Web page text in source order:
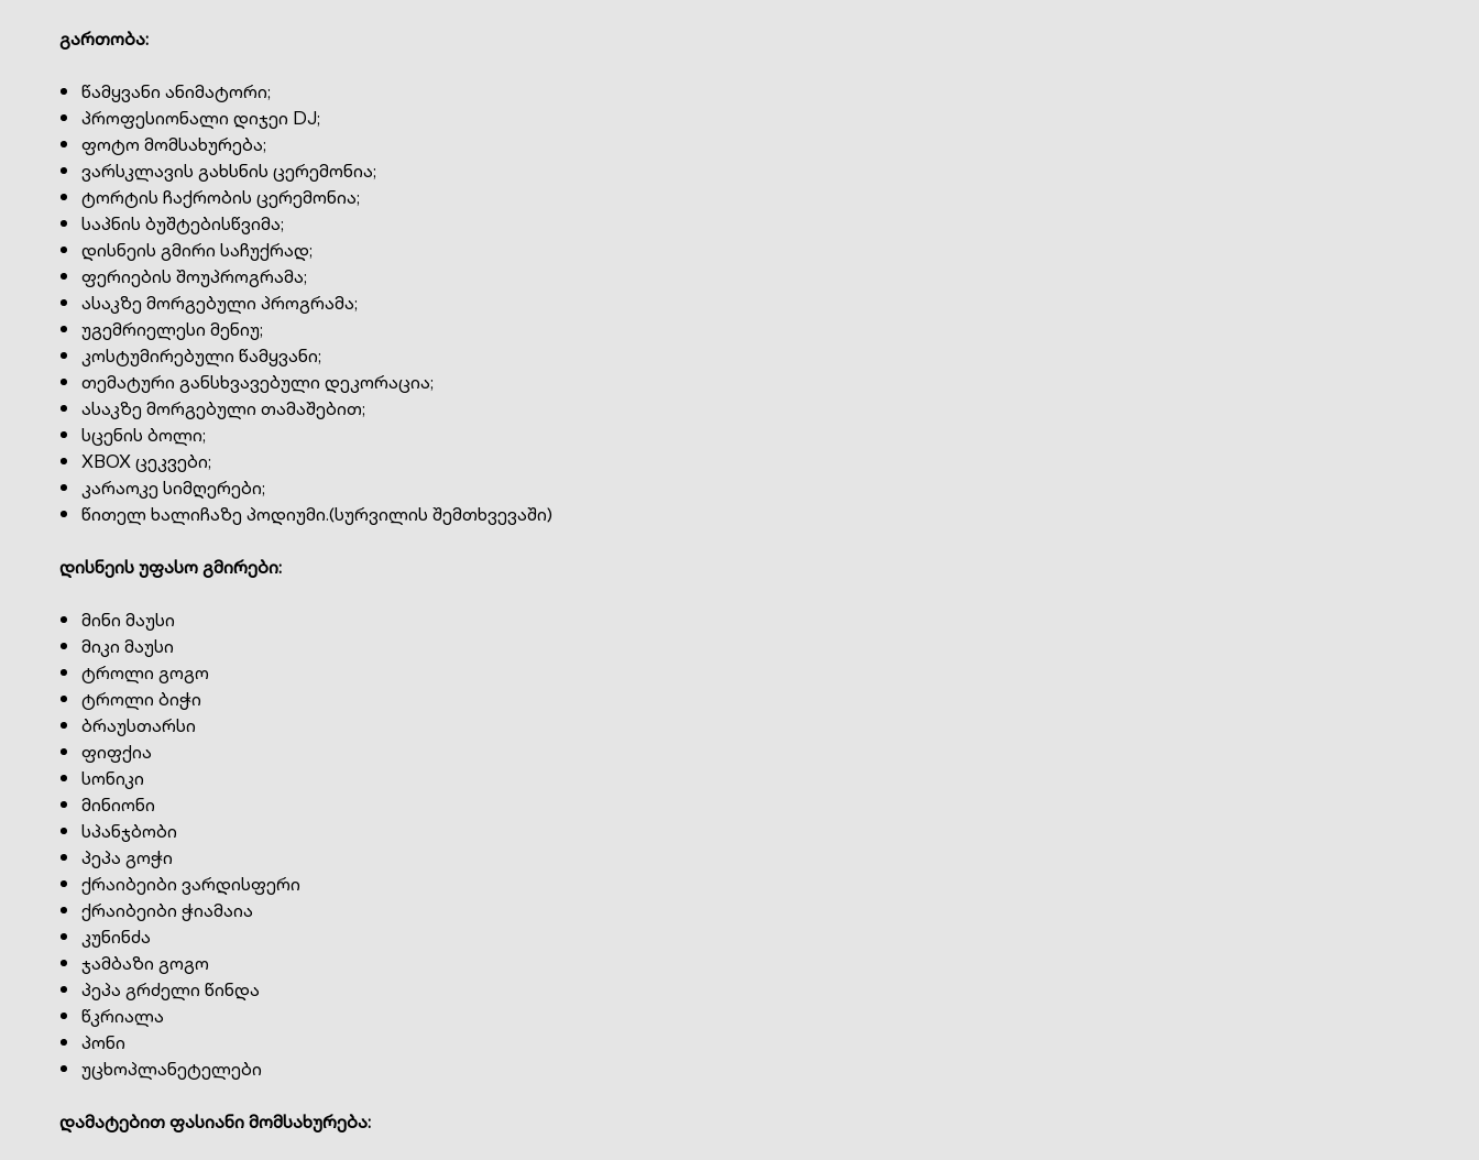
გართობა:
წამყვანი ანიმატორი;
პროფესიონალი დიჯეი DJ;
ფოტო მომსახურება;
ვარსკლავის გახსნის ცერემონია;
ტორტის ჩაქრობის ცერემონია;
საპნის ბუშტებისწვიმა;
დისნეის გმირი საჩუქრად;
ფერიების შოუპროგრამა;
ასაკზე მორგებული პროგრამა;
უგემრიელესი მენიუ;
კოსტუმირებული წამყვანი;
თემატური განსხვავებული დეკორაცია;
ასაკზე მორგებული თამაშებით;
სცენის ბოლი;
XBOX ცეკვები;
კარაოკე სიმღერები;
წითელ ხალიჩაზე პოდიუმი.(სურვილის შემთხვევაში)
დისნეის უფასო გმირები:
მინი მაუსი
მიკი მაუსი
ტროლი გოგო
ტროლი ბიჭი
ბრაუსთარსი
ფიფქია
სონიკი
მინიონი
სპანჯბობი
პეპა გოჭი
ქრაიბეიბი ვარდისფერი
ქრაიბეიბი ჭიამაია
კუნინძა
ჯამბაზი გოგო
პეპა გრძელი წინდა
წკრიალა
პონი
უცხოპლანეტელები
დამატებით ფასიანი მომსახურება: